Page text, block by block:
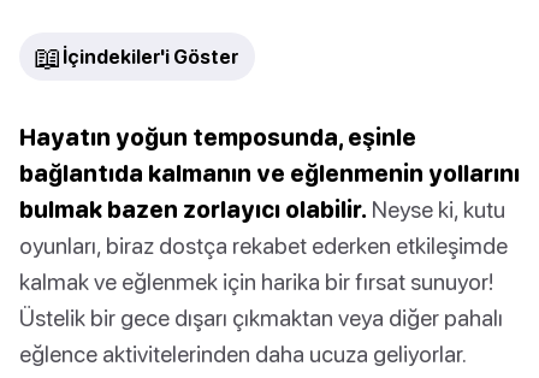
📖 İçindekiler'i Göster
Hayatın yoğun temposunda, eşinle
bağlantıda kalmanın ve eğlenmenin yollarını
bulmak bazen zorlayıcı olabilir. Neyse ki, kutu
oyunları, biraz dostça rekabet ederken etkileşimde
kalmak ve eğlenmek için harika bir fırsat sunuyor!
Üstelik bir gece dışarı çıkmaktan veya diğer pahalı
eğlence aktivitelerinden daha ucuza geliyorlar.